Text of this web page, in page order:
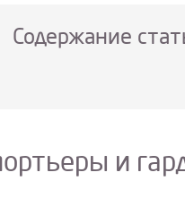
Содержание
и